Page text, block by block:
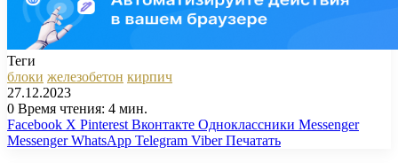
Теги
блоки железобетон кирпич
27.12.2023
0 Время чтения: 4 мин.
Facebook X Pinterest Вконтакте Одноклассники Messenger
Messenger WhatsApp Telegram Viber Печатать